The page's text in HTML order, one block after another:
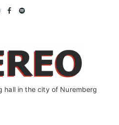
hall in the city of Nuremberg